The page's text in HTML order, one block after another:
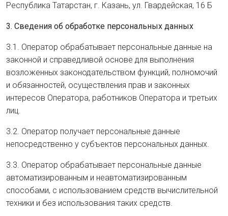
Республика Татарстан, г. Казань, ул. Гвардейская, 16 Б
3. Сведения об обработке персональных данных
3.1. Оператор обрабатывает персональные данные на
законной и справедливой основе для выполнения
возложенных законодательством функций, полномочий
и обязанностей, осуществления прав и законных
интересов Оператора, работников Оператора и третьих
лиц.
3.2. Оператор получает персональные данные
непосредственно у субъектов персональных данных.
3.3. Оператор обрабатывает персональные данные
автоматизированным и неавтоматизированным
способами, с использованием средств вычислительной
техники и без использования таких средств.